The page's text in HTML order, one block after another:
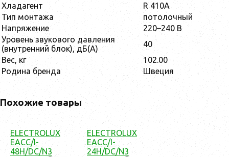
Хладагент
R 410A
Тип монтажа
потолочный
Напряжение
220–240 В
Уровень звукового давления
(внутренний блок), дБ(А)
40
Вес, кг
102.00
Родина бренда
Швеция
Похожие товары
ELECTROLUX
EACC/I-
48H/DC/N3
ELECTROLUX
EACC/I-
24H/DC/N3